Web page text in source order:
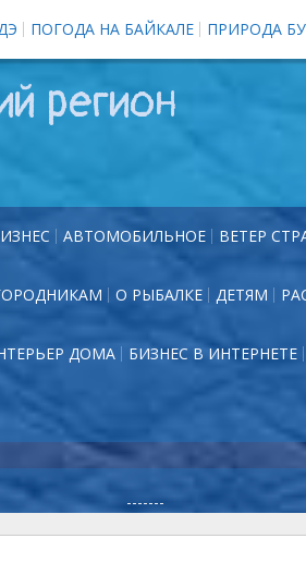
ПОГОДА НА БАЙКАЛЕ ПРИРОДА
регион
АВТОМОБИЛЬНОЕ ВЕТЕР
О РЫБАЛКЕ ДЕТЯМ
ДОМА БИЗНЕС В ИНТЕРНЕТЕ
-------